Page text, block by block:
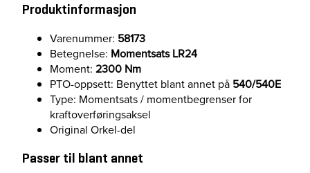
lProduktinformasjon
Varenummer: 58173
Betegnelse: Momentsats LR24
Moment: 2300 Nm
PTO-oppsett: Benyttet blant annet på 540/540E
Type: Momentsats / momentbegrenser for
kraftoverføringsaksel
Original Orkel-del
Passer til blant annet